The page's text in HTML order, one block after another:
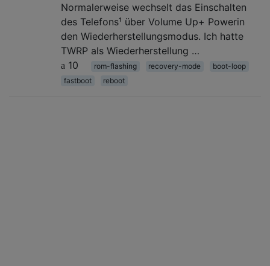
Normalerweise wechselt das Einschalten
des Telefons¹ über Volume Up+ Powerin
den Wiederherstellungsmodus. Ich hatte
TWRP als Wiederherstellung …
10
rom-flashing recovery-mode
boot-loop
fastboot
reboot